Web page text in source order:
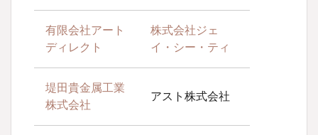
有限会社アート
ディレクト
株式会社ジェ
イ・シー・ティ
堤田貴金属工業
株式会社
アスト株式会社